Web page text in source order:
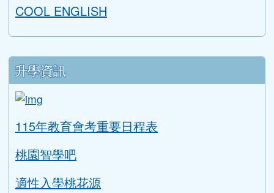
COOL ENGLISH
升學資訊
ink to https://tyc.entry.edu.tw/NoExamImitate_TL/
115年教育會考重要日程表
桃園智學吧
適性入學桃花源